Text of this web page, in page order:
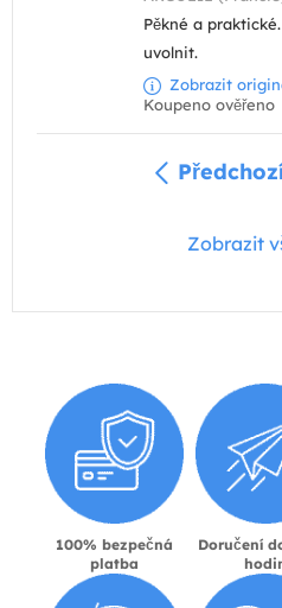
Pěkné a
uvolnit.
Zobrazit
Koupeno ověřeno
Zobrazit
100% bezpečná
platba
Doručení